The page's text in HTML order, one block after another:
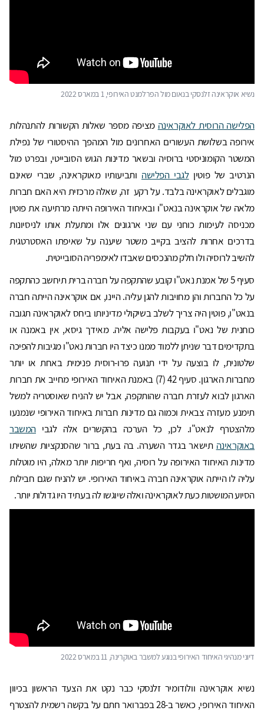
נשיא אוקראינה זלנסקי בנאום מול הפרלמנט האירופי, 1 במארס 2022
הפלישה הרוסית לאוקראינה מציפה מספר שאלות הקשורות להתנהלות
אירופה בשלושת העשורים האחרונים מול המהפך ההיסטורי של נפילת
המשטר הקומוניסטי ברוסיה ובשאר מדינות הגוש הסובייטי, ובפרט מול
הנרטיב של פוטיןלגבי הפלישה ותביעותיו מאוקראינה, שברי שאינם
מוגבלים לאוקראינה בלבד. על רקע זה, שאלה מרכזית היא האם חברות
מלאה של אוקראינה בנאט"ו ובאיחוד האירופה הייתה מרתיעה את פוטין
מכניסה לעימות כוחני עם שני ארגונים אלו ומתעלת אותו לניסיונות
בדרכים אחרות להציב בקייב משטר שיענה על שאיפתו האסטרטגית
להשיב לרוסיה ולו חלק מהנכסים שאבדו לאימפריה הסובייטית.
סעיף 5 של אמנת נאט"ו קובע שהתקפה על חברה ברית תיחשב כהתקפה
על כל החברות והן מחויבות להגן עליה. היינו, אם אוקראינה הייתה חברה
בנאט"ו, פוטין היה צריך לשלב בשיקולי מדיניותו ביחס לאוקראינה תגובה
כוחנית של נאט"ו בעקבות פלישה אליה. מאידך גיסא, אין באמנה או
בתקדימים דבר שניתן ללמוד ממנו כיצד היו חברות נאט"ו מגיבות להפיכה
שלטונית, לו בוצעה על ידי תנועה פרו-רוסית פנימית באחת או יותר
מחברות הארגון. סעיף 42 (7) באמנת האיחוד האירופי מחייב את חברות
הארגון לבוא לעזרת חברה שהותקפה, אבל יש להניח שאוסטריה למשל
תימנע מעזרה צבאית וכמוה גם מדינות חברות באיחוד האירופי שנמנעו
מלהצטרף לנאט"ו. לכן, כל הערכה בהקשרים אלה לגבי המשבר
באוקראינה תישאר בגדר השערה. בה בעת, ברור שהסנקציות שהשיתו
מדינות האיחוד האירופה על רוסיה, ואף חריפות יותר מאלה, היו מוטלות
עליה לו הייתה אוקראינה חברה באיחוד האירופי. יש להניח שגם חבילות
הסיוע המושטות כעת לאוקראינה ואלה שיוגשו לה בעתיד היו גדולות יותר.
דיוני מנהיגי האיחוד האירופי בנוגע למשבר באוקרינה, 11 במארס 2022
נשיא אוקראינה וולודומיר זלנסקי כבר נקט את הצעד הראשון בכיוון
האיחוד האירופי, כאשר ב-28 בפברואר חתם על בקשה רשמית להצטרף